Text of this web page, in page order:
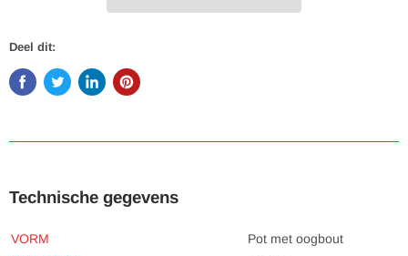
Deel dit:
Technische gegevens
VORM
Pot met oogbout